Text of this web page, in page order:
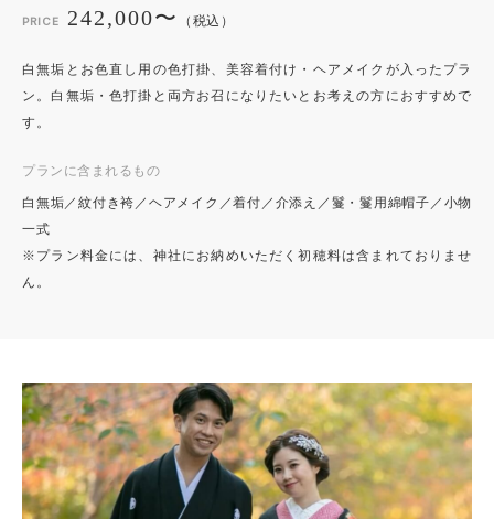
PRICE 242,000〜 （税込）
白無垢とお色直し用の色打掛、美容着付け・ヘアメイクが入ったプラ
ン。白無垢・色打掛と両方お召になりたいとお考えの方におすすめで
す。
プランに含まれるもの
白無垢／紋付き袴／ヘアメイク／着付／介添え／鬘・鬘用綿帽子／小物
一式
※プラン料金には、神社にお納めいただく初穂料は含まれておりませ
ん。